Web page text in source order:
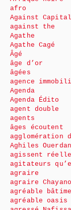
afro
Against Capital
against the
Agathe
Agathe Cagé
Âgé
âge d’or
âgées
agence
Agenda
Agenda Édito
agent double
agents
âges écoutent
agglomération
Aghiles
agissent
agitateurs
agraire
agraire
agréable
agréable oasis